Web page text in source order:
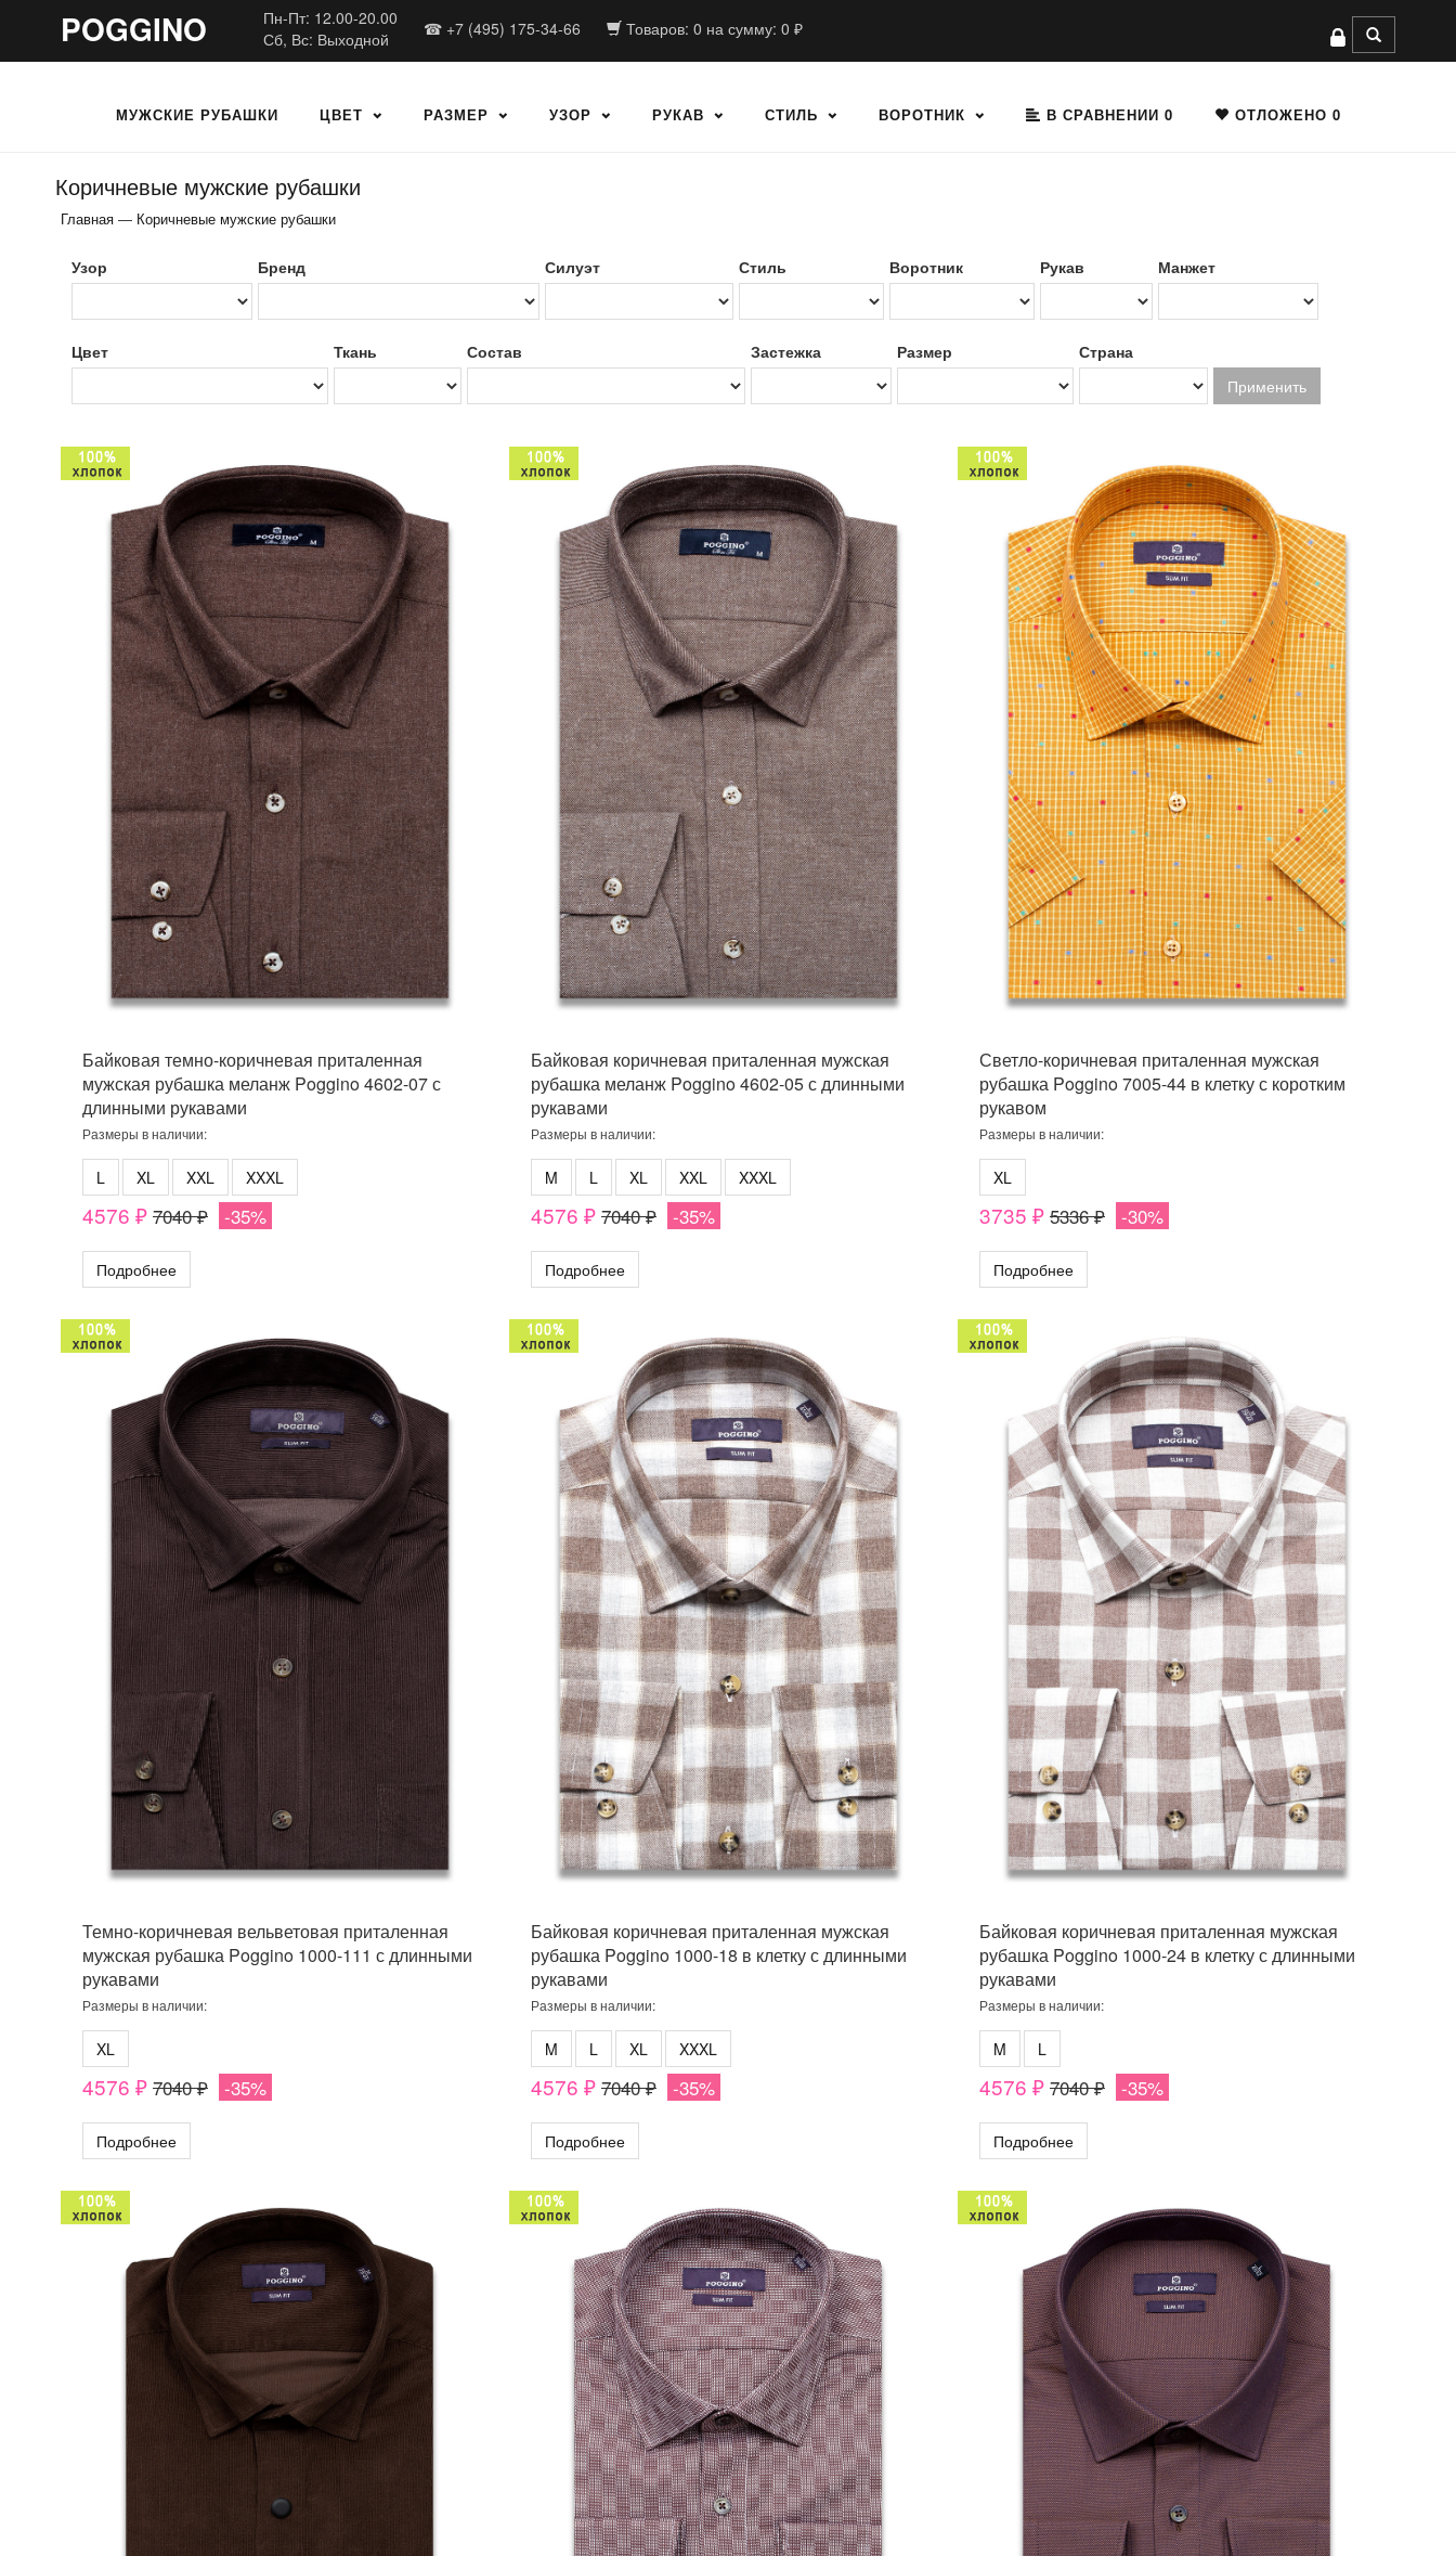
POGGINO
Пн-Пт: 12.00-20.00
Сб, Вс: Выходной
☎ +7 (495) 175-34-66 Товаров: 0 на сумму: 0 ₽
МУЖСКИЕ РУБАШКИ ЦВЕТ РАЗМЕР УЗОР РУКАВ СТИЛЬ ВОРОТНИК В СРАВНЕНИИ 0 ОТЛОЖЕНО 0
Коричневые мужские рубашки
Главная — Коричневые мужские рубашки
Узор Бренд Силуэт Стиль Воротник Рукав Манжет
Цвет Ткань Состав Застежка Размер Страна
Байковая темно-коричневая приталенная
мужская рубашка меланж Poggino 4602-07 с
длинными рукавами
Размеры в наличии:
L XL XXL XXXL
4576 ₽ 7040 ₽ -35%
Подробнее
Байковая коричневая приталенная мужская
рубашка меланж Poggino 4602-05 с длинными
рукавами
Размеры в наличии:
M L XL XXL XXXL
4576 ₽ 7040 ₽ -35%
Подробнее
Светло-коричневая приталенная мужская
рубашка Poggino 7005-44 в клетку с коротким
рукавом
Размеры в наличии:
XL
3735 ₽ 5336 ₽ -30%
Подробнее
Темно-коричневая вельветовая приталенная
мужская рубашка Poggino 1000-111 с длинными
рукавами
Размеры в наличии:
XL
4576 ₽ 7040 ₽ -35%
Подробнее
Байковая коричневая приталенная мужская
рубашка Poggino 1000-18 в клетку с длинными
рукавами
Размеры в наличии:
M L XL XXXL
4576 ₽ 7040 ₽ -35%
Подробнее
Байковая коричневая приталенная мужская
рубашка Poggino 1000-24 в клетку с длинными
рукавами
Размеры в наличии:
M L
4576 ₽ 7040 ₽ -35%
Подробнее